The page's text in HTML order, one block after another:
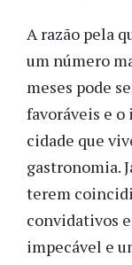
A razão pela
um número
meses pode
favoráveis e o
cidade que
gastronomia.
terem
convidativos
impecável e